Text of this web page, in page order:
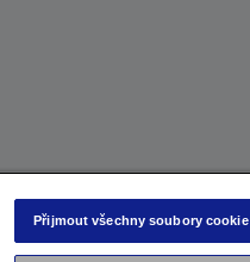
Přijmout všechny soubory cookie